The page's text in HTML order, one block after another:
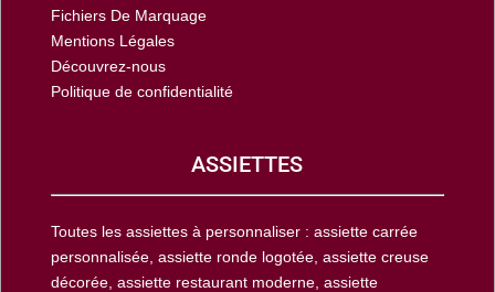
Fichiers De Marquage
Mentions Légales
Découvrez-nous
Politique de confidentialité
ASSIETTES
Toutes les assiettes à personnaliser : assiette carrée
personnalisée, assiette ronde logotée, assiette creuse
décorée, assiette restaurant moderne, assiette